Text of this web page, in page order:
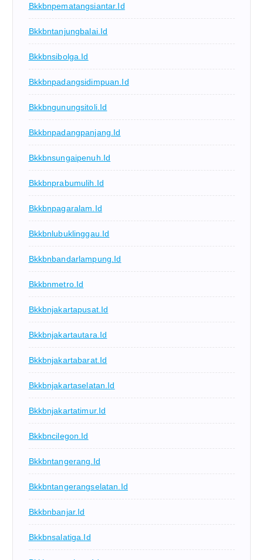
Bkkbnpematangsiantar.id
Bkkbntanjungbalai.id
Bkkbnsibolga.id
Bkkbnpadangsidimpuan.id
Bkkbngunungsitoli.id
Bkkbnpadangpanjang.id
Bkkbnsungaipenuh.id
Bkkbnprabumulih.id
Bkkbnpagaralam.id
Bkkbnlubuklinggau.id
Bkkbnbandarlampung.id
Bkkbnmetro.id
Bkkbnjakartapusat.id
Bkkbnjakartautara.id
Bkkbnjakartabarat.id
Bkkbnjakartaselatan.id
Bkkbnjakartatimur.id
Bkkbncilegon.id
Bkkbntangerang.id
Bkkbntangerangselatan.id
Bkkbnbanjar.id
Bkkbnsalatiga.id